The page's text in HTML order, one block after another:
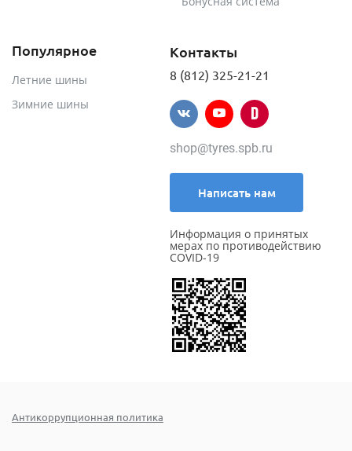
Популярное
Летние шины
Зимние шины
Контакты
8 (812) 325-21-21
shop@tyres.spb.ru
Написать нам
Информация о принятых
мерах по противодействию
COVID-19
Антикоррупционная политика